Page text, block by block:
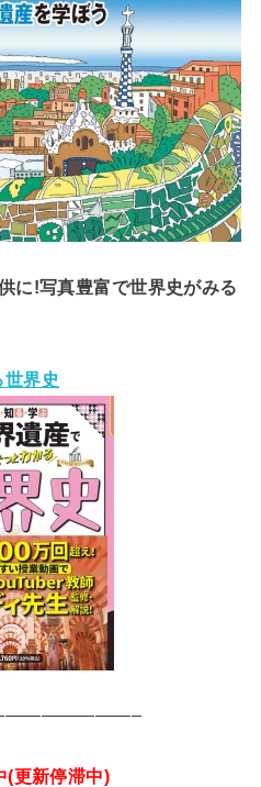
に!写真豊富で世界史がみる
界史
(更新停滞中)